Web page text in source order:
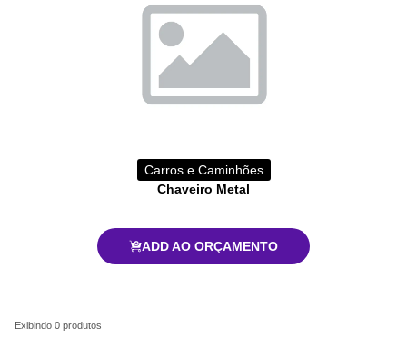
Exibindo 0 produtos
Carros e Caminhões
Chaveiro Metal
ADD AO ORÇAMENTO